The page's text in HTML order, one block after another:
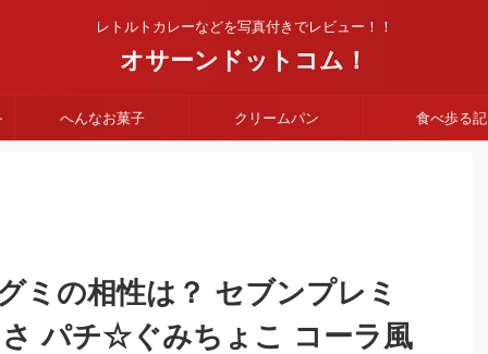
レトルトカレーなどを写真付きでレビュー！！
オサーンドットコム！
へんなお菓子 クリームパン 食べ歩る記
ミの相性は？ セブンプレミ
パチ☆ぐみちょこ コーラ風